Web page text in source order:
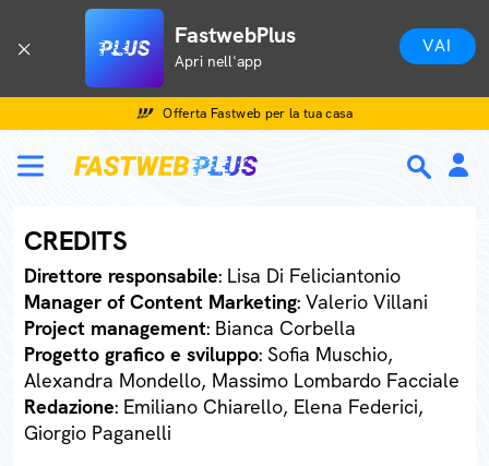
FastwebPlus
Apri nell'app
VAI
Offerta Fastweb per la tua casa
CREDITS
Direttore responsabile: Lisa Di Feliciantonio
Manager of Content Marketing: Valerio Villani
Project management: Bianca Corbella
Progetto grafico e sviluppo: Sofia Muschio,
Alexandra Mondello, Massimo Lombardo Facciale
Redazione: Emiliano Chiarello, Elena Federici,
Giorgio Paganelli